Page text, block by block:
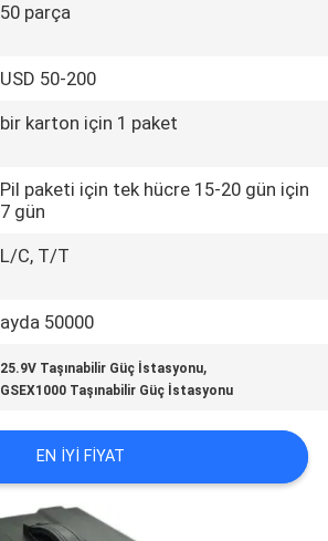
50 parça
USD 50-200
bir karton için 1 paket
Pil paketi için tek hücre 15-20 gün için
7 gün
L/C, T/T
ayda 50000
25.9V Taşınabilir Güç İstasyonu,
GSEX1000 Taşınabilir Güç İstasyonu
EN IYI FIYAT